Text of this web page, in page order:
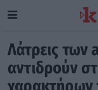
Λάτρεις των
αντιδρούν
χαρακτήρων